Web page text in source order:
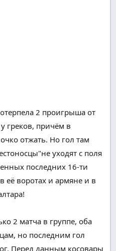
2 проигрыша от
греков, причём в
отжать. Но гол там
уходят с поля
последних 16-ти
её воротах и армяне и в
2 матча в группе, оба
но последним гол
. Перед данным косовары